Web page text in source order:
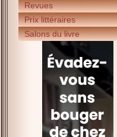
Revues
Prix littéraires
Salons du livre